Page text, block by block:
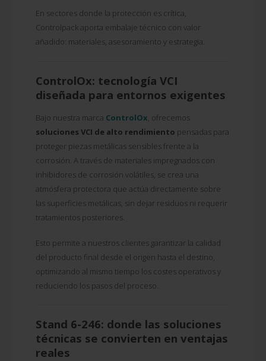
En sectores donde la protección es crítica,
Controlpack aporta embalaje técnico con valor
añadido: materiales, asesoramiento y estrategia.
ControlOx: tecnología VCI
diseñada para entornos exigentes
Bajo nuestra marca ControlOx, ofrecemos
soluciones VCI de alto rendimiento pensadas para
proteger piezas metálicas sensibles frente a la
corrosión. A través de materiales impregnados con
inhibidores de corrosión volátiles, se crea una
atmósfera protectora que actúa directamente sobre
las superficies metálicas, sin dejar residuos ni requerir
tratamientos posteriores.
Esto permite a nuestros clientes garantizar la calidad
del producto final desde el origen hasta el destino,
optimizando al mismo tiempo los costes operativos y
reduciendo los pasos del proceso.
Stand 6-246: donde las soluciones
técnicas se convierten en ventajas
reales